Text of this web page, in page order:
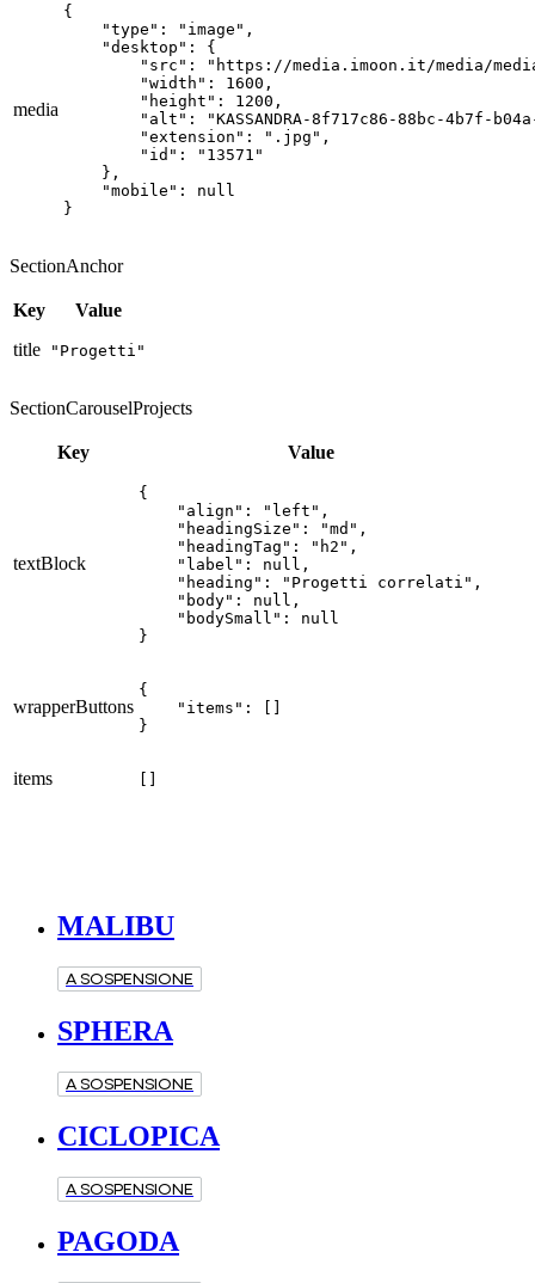
media
{
    "type": "image",
    "desktop": {
"src": "https://media.imoon.it/media/
        "width": 1600,
        "height": 1200,
"alt": "KASSANDRA-8f717c86-88bc-4b7f-
        "extension": ".jpg",
        "id": "13571"
    },
    "mobile": null
}
SectionAnchor
Key
Value
title
"Progetti"
SectionCarouselProjects
Key Value
textBlock
{
    "align": "left",
    "headingSize": "md",
    "headingTag": "h2",
    "label": null,
    "heading": "Progetti correlati",
    "body": null,
    "bodySmall": null
}
wrapperButtons
{
    "items": []
}
items []
MALIBU
A SOSPENSIONE
SPHERA
A SOSPENSIONE
CICLOPICA
A SOSPENSIONE
PAGODA